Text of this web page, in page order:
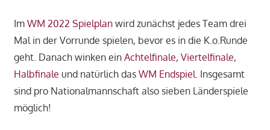
Im WM 2022 Spielplanwird zunächst jedes Team drei
Mal in der Vorrunde spielen, bevor es in die K.o.Runde
geht. Danach winken ein Achtelfinale, Viertelfinale,
Halbfinale und natürlich das WM Endspiel . Insgesamt
sind pro Nationalmannschaft also sieben Länderspiele
möglich!